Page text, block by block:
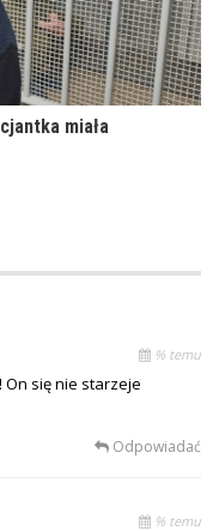
miała
% temu
On się nie starzeje
Odpowiadać
% temu